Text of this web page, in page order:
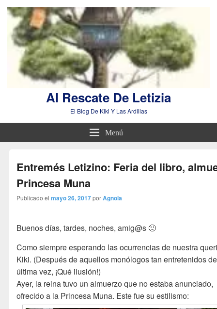
Al Rescate De Letizia
El Blog De Kiki Y Las Ardillas
Menú
Entremés Letizino: Feria del libro,
Princesa Muna
Publicado el mayo 26, 2017porAgnola
Buenos días, tardes, noches, amig@s 🙂
Como siempre esperando las ocurrencias de nuestra
Kiki. (Después de aquellos monólogos tan entretenidos
última vez, ¡Qué ilusión!)
Ayer, la reina tuvo un almuerzo que no estaba anunciado,
ofrecido a la Princesa Muna. Este fue su estilismo: